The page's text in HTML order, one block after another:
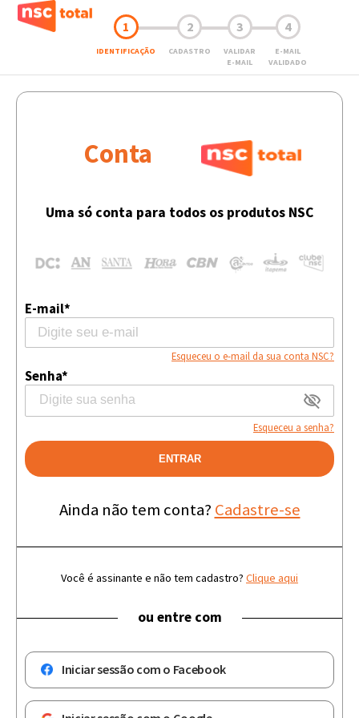
1
IDENTIFICAÇÃO
2
CADASTRO
3
VALIDAR
E-MAIL
4
E-MAIL
VALIDADO
Conta
Uma só conta para todos os produtos NSC
E-mail*
Esqueceu o e-mail da sua conta NSC?
Senha*
Esqueceu a senha?
ENTRAR
Ainda não tem conta? Cadastre-se
Você é assinante e não tem cadastro? Clique aqui
ou entre com
Iniciar sessão com o Facebook